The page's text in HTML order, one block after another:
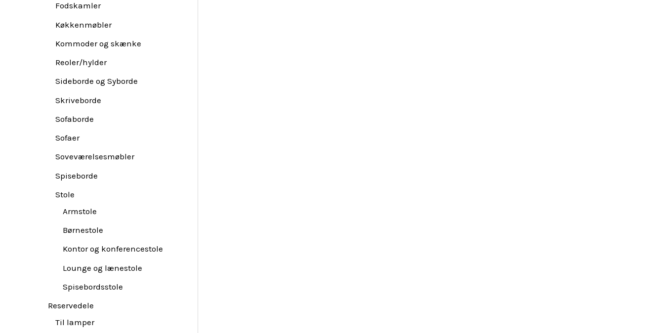
Fodskamler
Køkkenmøbler
Kommoder og skænke
Reoler/hylder
Sideborde og Syborde
Skriveborde
Sofaborde
Sofaer
Soveværelsesmøbler
Spiseborde
Stole
Armstole
Børnestole
Kontor og konferencestole
Lounge og lænestole
Spisebordsstole
Reservedele
Til lamper